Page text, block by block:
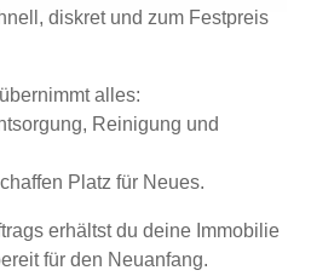
diskret und zum Festpreis
alles:
Reinigung und
Platz für Neues.
erhältst du deine Immobilie
für den Neuanfang.